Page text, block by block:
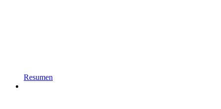
Resumen